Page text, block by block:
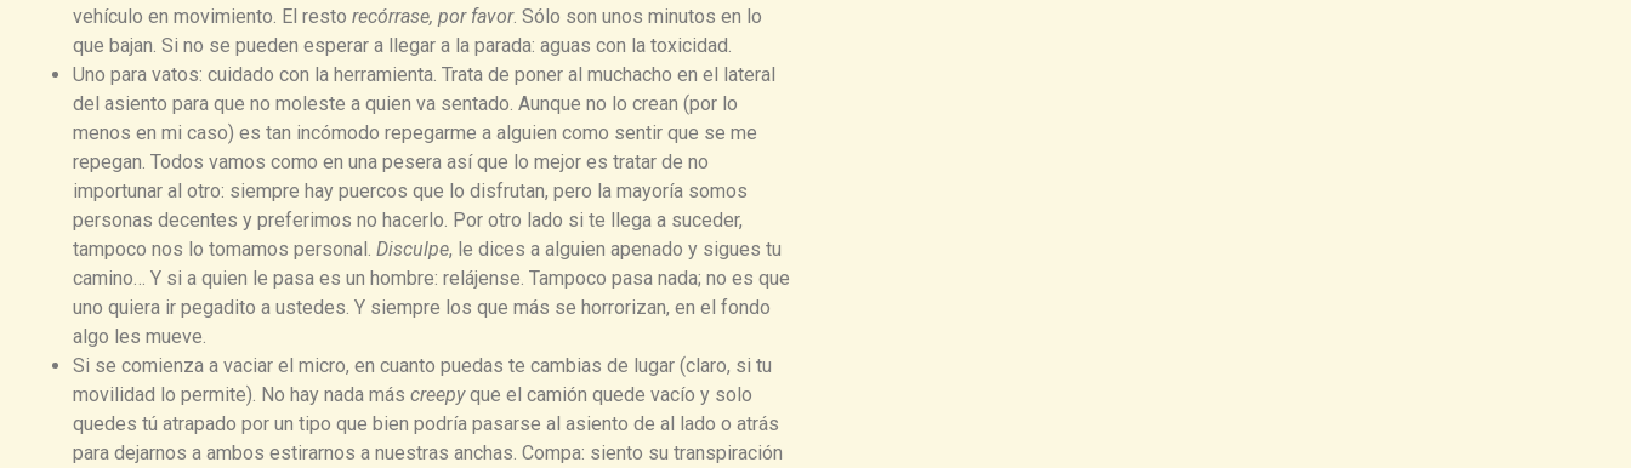
vehículo en movimiento. El resto recórrase, por favor. Sólo son unos minutos en lo
que bajan. Si no se pueden esperar a llegar a la parada: aguas con la toxicidad.
Uno para vatos: cuidado con la herramienta. Trata de poner al muchacho en el lateral
del asiento para que no moleste a quien va sentado. Aunque no lo crean (por lo
menos en mi caso) es tan incómodo repegarme a alguien como sentir que se me
repegan. Todos vamos como en una pesera así que lo mejor es tratar de no
importunar al otro: siempre hay puercos que lo disfrutan, pero la mayoría somos
personas decentes y preferimos no hacerlo. Por otro lado si te llega a suceder,
tampoco nos lo tomamos personal. Disculpe, le dices a alguien apenado y sigues tu
camino… Y si a quien le pasa es un hombre: relájense. Tampoco pasa nada; no es que
uno quiera ir pegadito a ustedes. Y siempre los que más se horrorizan, en el fondo
algo les mueve.
Si se comienza a vaciar el micro, en cuanto puedas te cambias de lugar (claro, si tu
movilidad lo permite). No hay nada más creepyque el camión quede vacío y solo
quedes tú atrapado por un tipo que bien podría pasarse al asiento de al lado o atrás
para dejarnos a ambos estirarnos a nuestras anchas. Compa: siento su transpiración